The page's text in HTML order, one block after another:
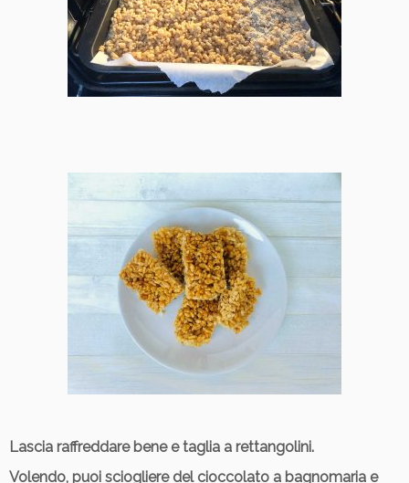
Lascia raffreddare bene e taglia a rettangolini.
Volendo, puoi sciogliere del cioccolato a bagnomaria e